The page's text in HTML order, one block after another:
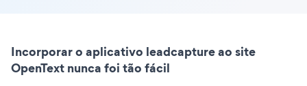
Incorporar o aplicativo leadcapture ao site
OpenText nunca foi tão fácil